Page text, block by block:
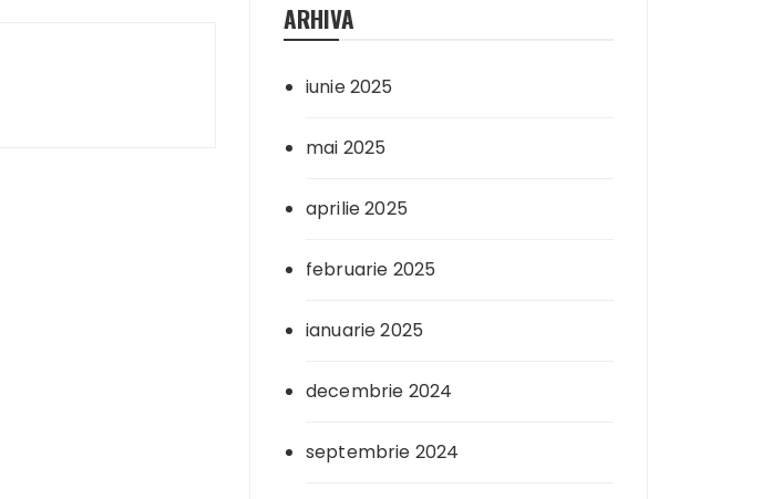
ARHIVA
iunie 2025
mai 2025
aprilie 2025
februarie 2025
ianuarie 2025
decembrie 2024
septembrie 2024